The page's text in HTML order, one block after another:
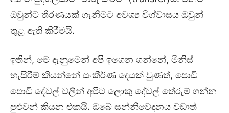
ඔවුන්ට තීරණයක් ගැනීමට අවශ්‍ය විශ්වාසය ඔවුන්
තුළ ඇති කිරීමයි.
ඉතින්, මේ දැනුමෙන් අපි ඉගෙන ගන්නේ, මිනිස්
හැසිරීම් කියන්නේ සංකීර්ණ දෙයක් වුණත්, පොඩි
පොඩි දේවල් වලින් අපිට ලොකු දේවල් තේරුම් ගන්න
පුළුවන් කියන එකයි. ඔබේ සන්නිවේදනය වඩාත්